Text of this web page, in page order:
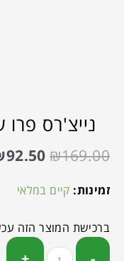
נייצ'רס פרו
₪169.00
92.50
זמינות: קיים במלאי
ברכישת המוצר הזה